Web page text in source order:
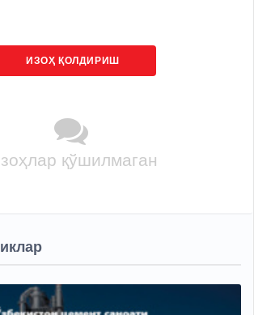
ИЗОҲ ҚОЛДИРИШ
қўшилмаган